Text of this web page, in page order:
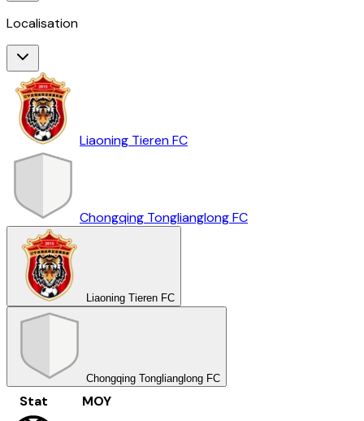
Localisation
Liaoning Tieren FC
Chongqing Tonglianglong FC
Liaoning Tieren FC
Chongqing Tonglianglong FC
Stat MOY